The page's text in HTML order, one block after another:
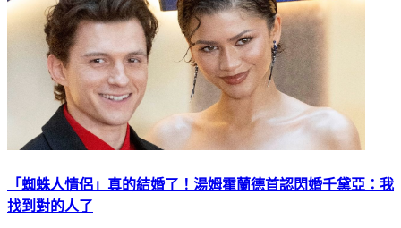
「蜘蛛人情侶」真的結婚了！湯姆霍蘭德首認閃婚千黛亞：我